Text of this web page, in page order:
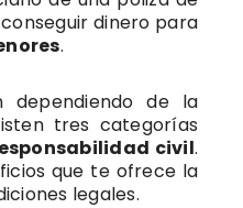
dinero para
.
dependiendo de la
tres categorías
civil.
que te ofrece la
legales.